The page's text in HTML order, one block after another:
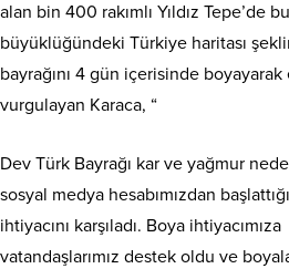
alan bin 400 rakımlı Yıldız Tepe’de
büyüklüğündeki Türkiye haritası
bayrağını 4 gün içerisinde
vurgulayan Karaca, “
Dev Türk Bayrağı kar ve yağmur
sosyal medya hesabımızdan
ihtiyacını karşıladı. Boya
vatandaşlarımız destek oldu ve